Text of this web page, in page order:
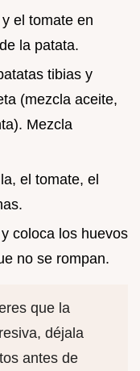
el tomate en
la patata.
tibias y
(mezcla aceite,
Mezcla
el tomate, el
coloca los huevos
no se rompan.
que la
déjala
antes de